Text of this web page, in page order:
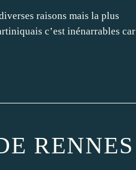
raisons mais la plus
c’est inénarrables car
RENNES